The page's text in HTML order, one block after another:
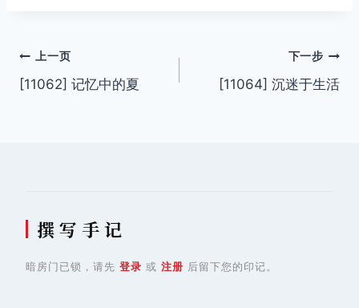
文
章
上一页
[11062] 记忆中的夏
下一步
[11064] 沉迷于生活
撰 写 手 记
暗房门已锁，请先 登录 或 注册 后留下您的印记。